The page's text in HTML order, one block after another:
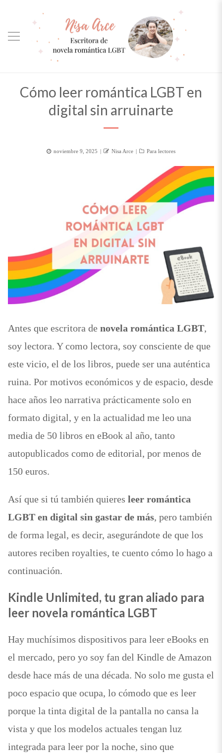
Cómo leer romántica LGBT en
digital sin arruinarte
Posted
noviembre 9, 2025 Author
Nisa Arce Categorías
Para lectores
Antes que escritora de novela romántica LGBT,
soy lectora. Y como lectora, soy consciente de que
este vicio, el de los libros, puede ser una auténtica
ruina. Por motivos económicos y de espacio, desde
hace años leo narrativa prácticamente solo en
formato digital, y en la actualidad me leo una
media de 50 libros en eBook al año, tanto
autopublicados como de editorial, por menos de
150 euros.
Así que si tú también quieres leer romántica
LGBT en digital sin gastar de más, pero también
de forma legal, es decir, asegurándote de que los
autores reciben royalties, te cuento cómo lo hago a
continuación.
Kindle Unlimited, tu gran aliado para
leer novela romántica LGBT
Hay muchísimos dispositivos para leer eBooks en
el mercado, pero yo soy fan del Kindle de Amazon
desde hace más de una década. No solo me gusta el
poco espacio que ocupa, lo cómodo que es leer
porque la tinta digital de la pantalla no cansa la
vista y que los modelos actuales tengan luz
integrada para leer por la noche, sino que